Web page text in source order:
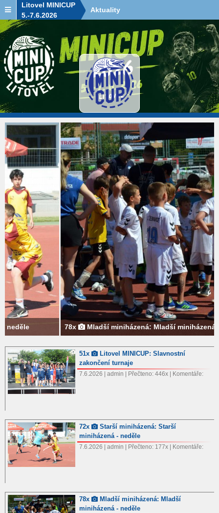
Litovel MINICUP
5.-7.6.2026
Aktuality
78x Mladší miniházená: Mladší miniházená - neděle
51x
Litovel MINICUP: Slavnostní
zakončení turnaje
7.6.2026 | admin | Přečteno: 446x | Komentáře:
72x
Starší miniházená: Starší
miniházená - neděle
7.6.2026 | admin | Přečteno: 177x | Komentáře:
78x
Mladší miniházená: Mladší
miniházená - neděle